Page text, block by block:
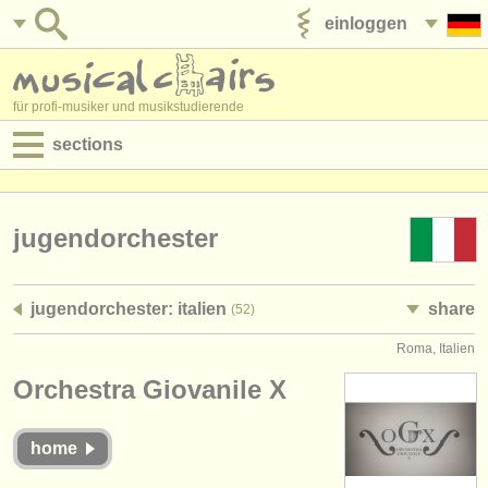
einloggen
für profi-musiker und musikstudierende
sections
jobs - verwaltung
musikwettbewerbe
jugendorchester
jugendorchester: italien (52) share
Roma, Italien
Orchestra Giovanile X
home